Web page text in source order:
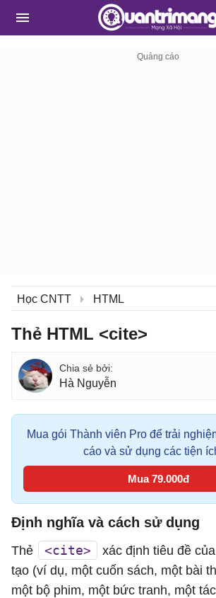
Học CNTT HTML
Thẻ HTML <cite>
Hà Nguyễn
Mua gói Thành viên Pro để trải
cáo và sử dụng các tiện
Mua 79.000đ
Định nghĩa và cách sử dụng
Thẻ <cite>
xác định tiêu đề
tạo (ví dụ, một cuốn sách, một bài
một bộ phim, một bức tranh, một